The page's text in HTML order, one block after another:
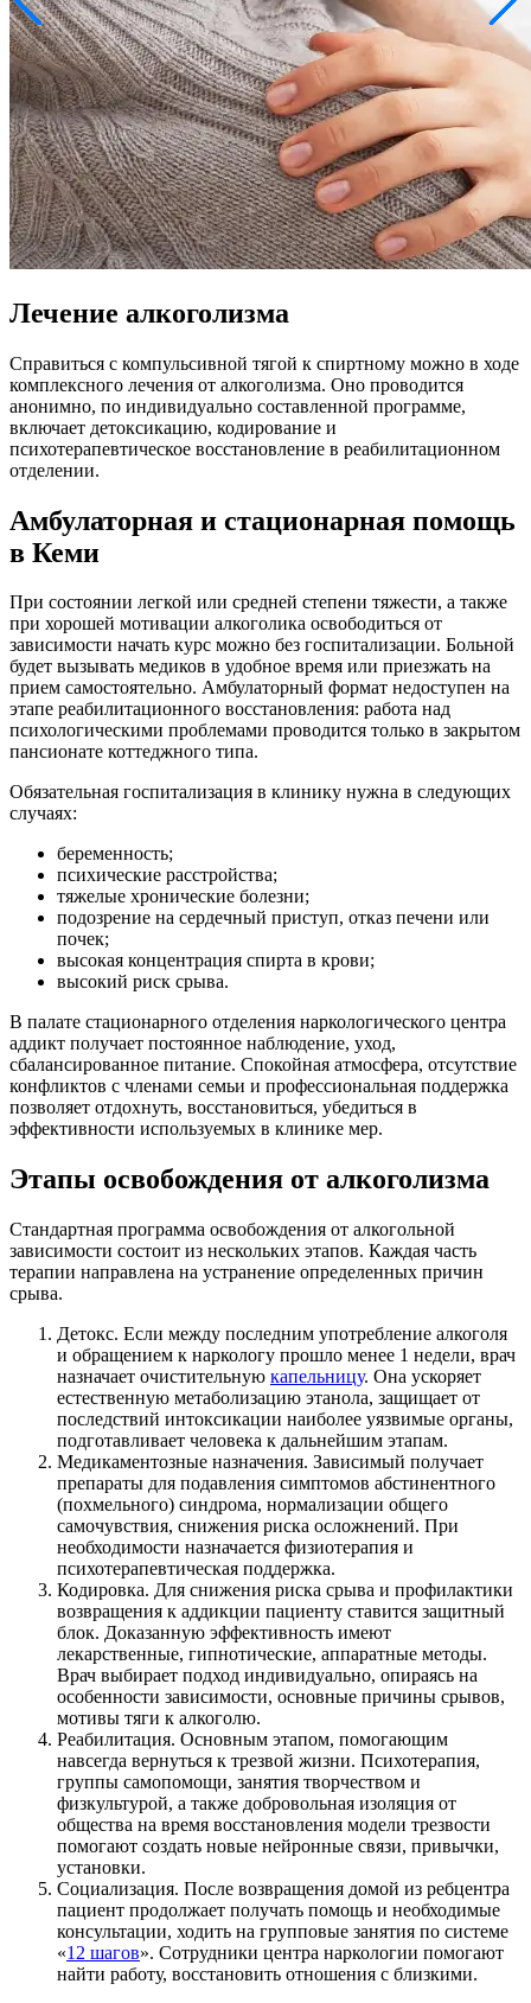
Лечение алкоголизма
Справиться с компульсивной тягой к спиртному можно в ходе
комплексного лечения от алкоголизма. Оно проводится
анонимно, по индивидуально составленной программе,
включает детоксикацию, кодирование и
психотерапевтическое восстановление в реабилитационном
отделении.
Амбулаторная и стационарная помощь
в Кеми
При состоянии легкой или средней степени тяжести, а также
при хорошей мотивации алкоголика освободиться от
зависимости начать курс можно без госпитализации. Больной
будет вызывать медиков в удобное время или приезжать на
прием самостоятельно. Амбулаторный формат недоступен на
этапе реабилитационного восстановления: работа над
психологическими проблемами проводится только в закрытом
пансионате коттеджного типа.
Обязательная госпитализация в клинику нужна в следующих
случаях:
беременность;
психические расстройства;
тяжелые хронические болезни;
подозрение на сердечный приступ, отказ печени или
почек;
высокая концентрация спирта в крови;
высокий риск срыва.
В палате стационарного отделения наркологического центра
аддикт получает постоянное наблюдение, уход,
сбалансированное питание. Спокойная атмосфера, отсутствие
конфликтов с членами семьи и профессиональная поддержка
позволяет отдохнуть, восстановиться, убедиться в
эффективности используемых в клинике мер.
Этапы освобождения от алкоголизма
Стандартная программа освобождения от алкогольной
зависимости состоит из нескольких этапов. Каждая часть
терапии направлена на устранение определенных причин
срыва.
Детокс. Если между последним употребление алкоголя
и обращением к наркологу прошло менее 1 недели, врач
назначает очистительную капельницу. Она ускоряет
естественную метаболизацию этанола, защищает от
последствий интоксикации наиболее уязвимые органы,
подготавливает человека к дальнейшим этапам.
Медикаментозные назначения. Зависимый получает
препараты для подавления симптомов абстинентного
(похмельного) синдрома, нормализации общего
самочувствия, снижения риска осложнений. При
необходимости назначается физиотерапия и
психотерапевтическая поддержка.
Кодировка. Для снижения риска срыва и профилактики
возвращения к аддикции пациенту ставится защитный
блок. Доказанную эффективность имеют
лекарственные, гипнотические, аппаратные методы.
Врач выбирает подход индивидуально, опираясь на
особенности зависимости, основные причины срывов,
мотивы тяги к алкоголю.
Реабилитация. Основным этапом, помогающим
навсегда вернуться к трезвой жизни. Психотерапия,
группы самопомощи, занятия творчеством и
физкультурой, а также добровольная изоляция от
общества на время восстановления модели трезвости
помогают создать новые нейронные связи, привычки,
установки.
Социализация. После возвращения домой из ребцентра
пациент продолжает получать помощь и необходимые
консультации, ходить на групповые занятия по системе
«12 шагов». Сотрудники центра наркологии помогают
найти работу, восстановить отношения с близкими.